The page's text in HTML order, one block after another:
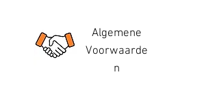
Algemene
Voorwaarde
n